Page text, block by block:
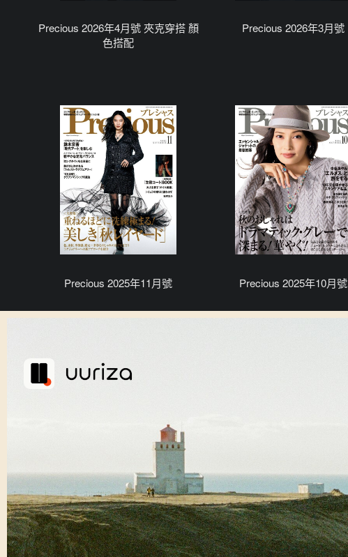
Precious 2026年4月號 夾克穿搭 顏
色搭配
Precious 2026年3月號
Precious 2025年11月號 Precious 2025年10月號